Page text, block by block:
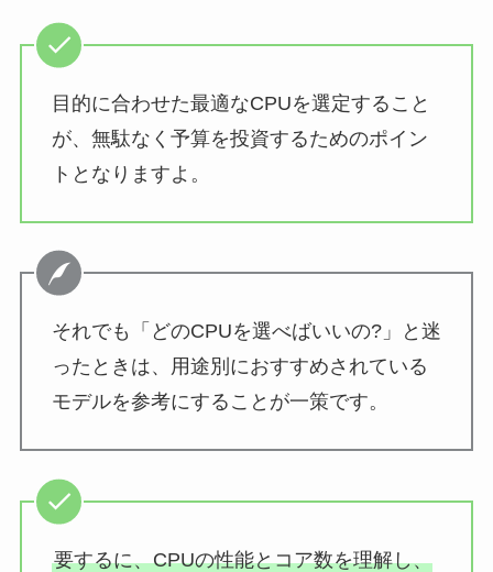
目的に合わせた最適なCPUを選定すること
が、無駄なく予算を投資するためのポイン
トとなりますよ。
それでも「どのCPUを選べばいいの?」と迷
ったときは、用途別におすすめされている
モデルを参考にすることが一策です。
要するに、CPUの性能とコア数を理解し、